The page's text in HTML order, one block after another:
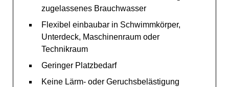
zugelassenes Brauchwasser
Flexibel einbaubar in Schwimmkörper,
Unterdeck, Maschinenraum oder
Technikraum
Geringer Platzbedarf
Keine Lärm- oder Geruchsbelästigung